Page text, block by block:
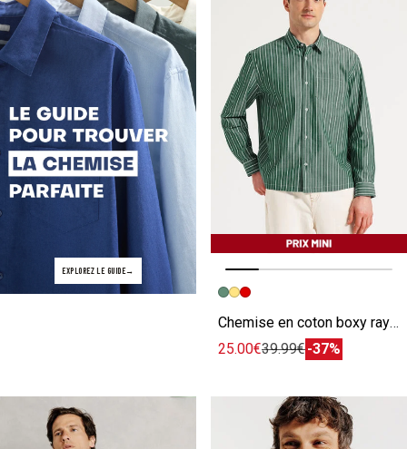
EXPLOREZ LE GUIDE
Image précédente
Image suivante
Chemise en coton boxy rayée
25.00€39.99€-37%